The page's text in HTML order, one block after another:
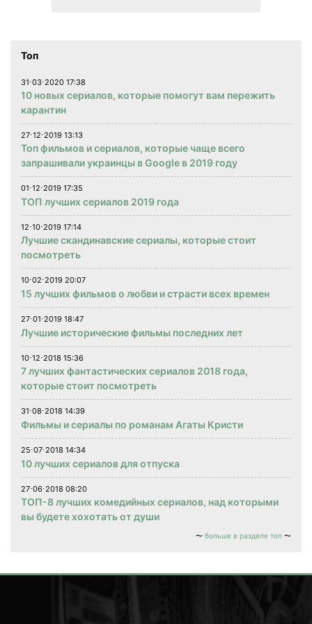
Топ
31⋅03⋅2020 17:38
10 новых сериалов, которые помогут вам пережить
карантин
27⋅12⋅2019 13:13
Топ фильмов и сериалов, которые чаще всего
запрашивали украинцы в Google в 2019 году
01⋅12⋅2019 17:35
ТОП лучших сериалов 2019 года
12⋅10⋅2019 17:14
Лучшие скандинавские сериалы, которые стоит
посмотреть
10⋅02⋅2019 20:07
15 лучших фильмов о любви и страсти всех времен
27⋅01⋅2019 18:47
Лучшие исторические фильмы последних лет
10⋅12⋅2018 15:36
7 лучших фантастических сериалов 2018 года,
которые стоит посмотреть
31⋅08⋅2018 14:39
Фильмы и сериалы по романам Агаты Кристи
25⋅07⋅2018 14:34
10 лучших сериалов для отпуска
27⋅06⋅2018 08:20
ТОП-8 лучших комедийных сериалов, над которыми
вы будете хохотать от души
больше в разделе топ